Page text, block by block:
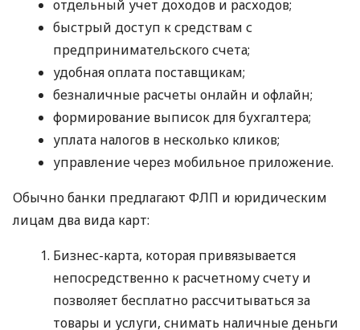
отдельный учет доходов и расходов;
быстрый доступ к средствам с
предпринимательского счета;
удобная оплата поставщикам;
безналичные расчеты онлайн и офлайн;
формирование выписок для бухгалтера;
уплата налогов в несколько кликов;
управление через мобильное приложение.
Обычно банки предлагают ФЛП и юридическим
лицам два вида карт:
Бизнес-карта, которая привязывается
непосредственно к расчетному счету и
позволяет бесплатно рассчитываться за
товары и услуги, снимать наличные деньги